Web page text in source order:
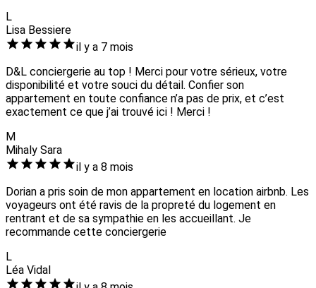
L
Lisa Bessiere
il y a 7 mois
D&L conciergerie au top ! Merci pour votre sérieux, votre
disponibilité et votre souci du détail. Confier son
appartement en toute confiance n’a pas de prix, et c’est
exactement ce que j’ai trouvé ici ! Merci !
M
Mihaly Sara
il y a 8 mois
Dorian a pris soin de mon appartement en location airbnb. Les
voyageurs ont été ravis de la propreté du logement en
rentrant et de sa sympathie en les accueillant. Je
recommande cette conciergerie
L
Léa Vidal